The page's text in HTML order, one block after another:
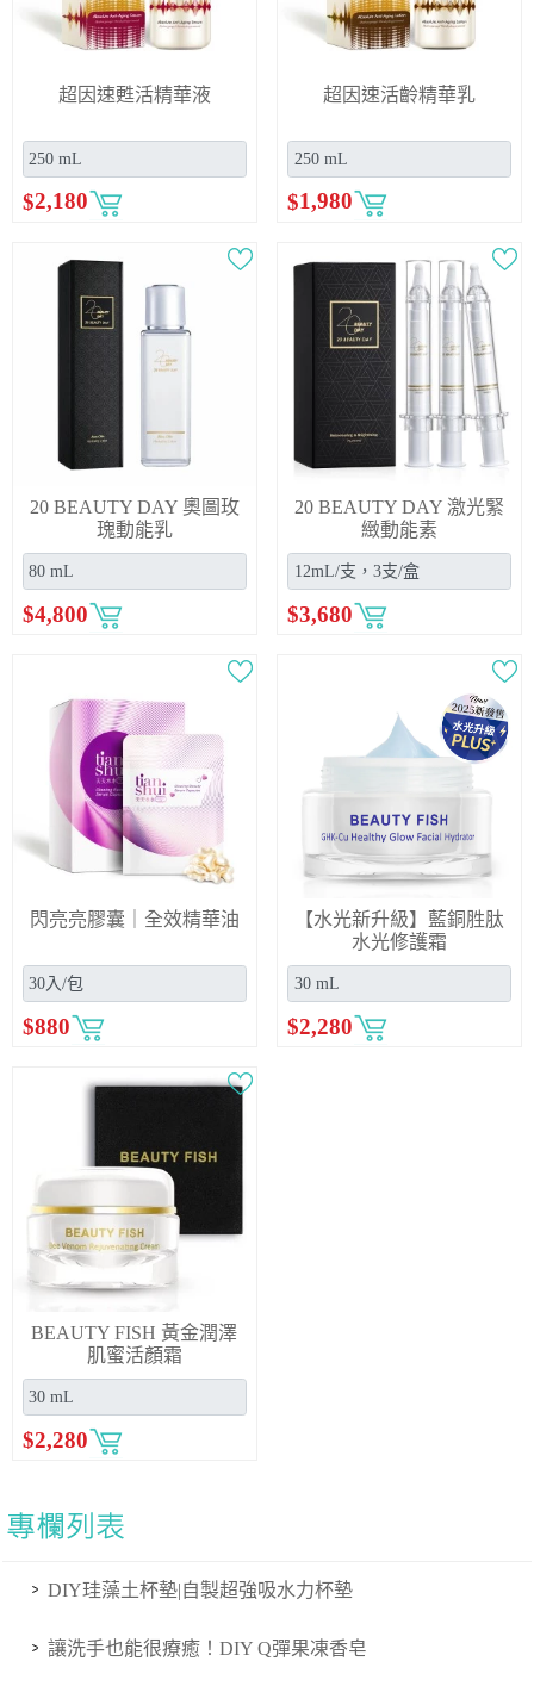
DIY珪藻土杯墊|自製超強吸水力杯墊
讓洗手也能很療癒！DIY Q彈果凍香皂
超因速甦活精華液
$2,180
超因速活齡精華乳
$1,980
20 BEAUTY DAY 奧圖玫
瑰動能乳
$4,800
20 BEAUTY DAY 激光緊
緻動能素
$3,680
閃亮亮膠囊｜全效精華油
$880
【水光新升級】藍銅胜肽
水光修護霜
$2,280
BEAUTY FISH 黃金潤澤
肌蜜活顏霜
$2,280